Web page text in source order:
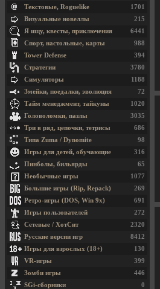
1701
Текстовые, Roguelike
215
Визуальные новеллы
6441
Я ищу, квесты, приключения
988
Спорт, настольные, карты
394
Tower Defense
3780
Стратегии
1188
Симуляторы
72
Змейки, поедалки, эволюция
1020
Тайм менеджмент, тайкуны
3035
Головоломки, пазлы
686
Три в ряд, цепочки, тетрисы
98
Типа Zuma / Dynomite
316
Игры для детей, обучающие
65
Пинболы, бильярды
1077
Необычные игры
269
Большие игры (Rip, Repack)
691
Ретро-игры (DOS, Win 9x)
272
Игры пользователей
2320
Сетевые / ХотСит
8412
Русские версии игр
130
Игры для взрослых (18+)
399
VR-игры
446
Зомби игры
0
SGi-сборники